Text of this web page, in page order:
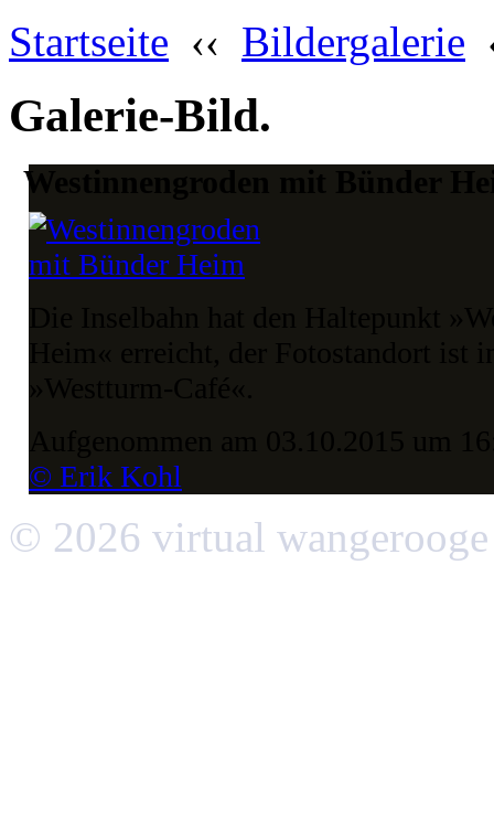
Startseite ‹‹ Bildergalerie
Galerie-Bild.
Westinnengroden mit Bünder
© Erik Kohl
© 2026 virtual wangerooge